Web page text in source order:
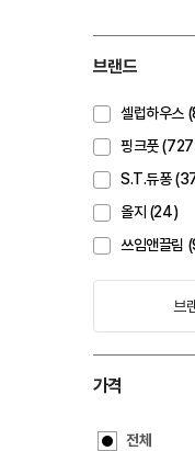
브랜드
셀럽하우
핑크풋
S.T.듀퐁
올지 (24)
쓰임앤끌림
브
가격
전체